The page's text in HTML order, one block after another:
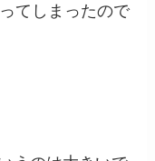
てしまったので